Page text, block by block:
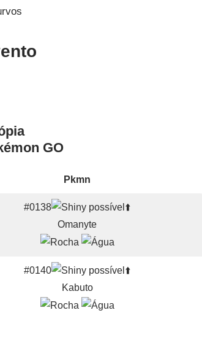
GO
Pkmn
#0138
⬆️
Omanyte
#0140
⬆️
Kabuto